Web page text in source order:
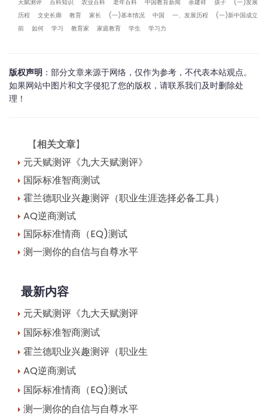
天赋测评 百科知识 农业百科 老年百科 中国教育新闻 余建祥 孩子
(一)发展
历程
文史长廊 教育 家长 (一)基本情况 中国 一、发展历程
(一)新中国成立
前
如何 学习 教育家 家庭教育 学生 学习力
版权声明 ：部分文章来源于网络，仅作为参考，不代表本站观点。
如果网站中图片和文字侵犯了您的版权，请联系我们及时删除处
理！
【相关文章】
元天赋测评《九大天赋测评》
国际标准智商测试
霍兰德职业兴趣测评（职业生涯选择必备工具）
AQ逆商测试
国际标准情商（EQ)测试
测一测你的自信与自尊水平
最新内容
元天赋测评《九大天赋测评
国际标准智商测试
霍兰德职业兴趣测评（职业生
AQ逆商测试
国际标准情商（EQ)测试
测一测你的自信与自尊水平